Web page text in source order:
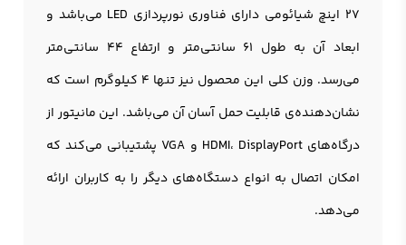
27 اینچ شیائومی دارای فناوری نورپردازی LED می‌باشد و
ابعاد آن به طول ۶۱ سانتی‌متر و ارتفاع ۴۴ سانتی‌متر
می‌رسد. وزن کلی این محصول نیز تنها ۴ کیلوگرم است که
نشان‌دهنده‌ی قابلیت حمل آسان آن می‌باشد. این مانيتور از
درگاه‌های HDMI، DisplayPort و VGA پشتیبانی می‌کند که
امکان اتصال به انواع دستگاه‌های دیگر را به کاربران ارائه
می‌دهد.